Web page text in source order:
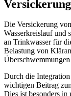
Versickerung
Die Versickerung
Wasserkreislauf und
an Trinkwasser für
Belastung von
Durch die Integration
wichtigen Beitrag
Dies ist besonders in